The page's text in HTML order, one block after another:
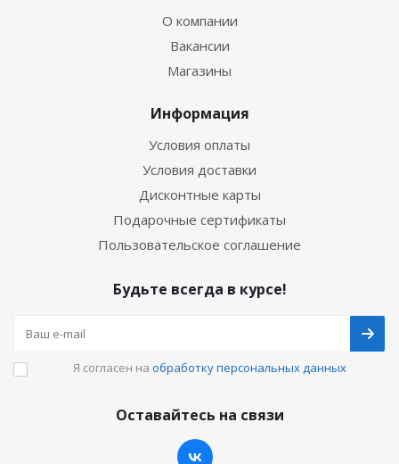
О компании
Вакансии
Магазины
Информация
Условия оплаты
Условия доставки
Дисконтные карты
Подарочные сертификаты
Пользовательское соглашение
Будьте всегда в курсе!
Я согласен на обработку персональных данных
Оставайтесь на связи